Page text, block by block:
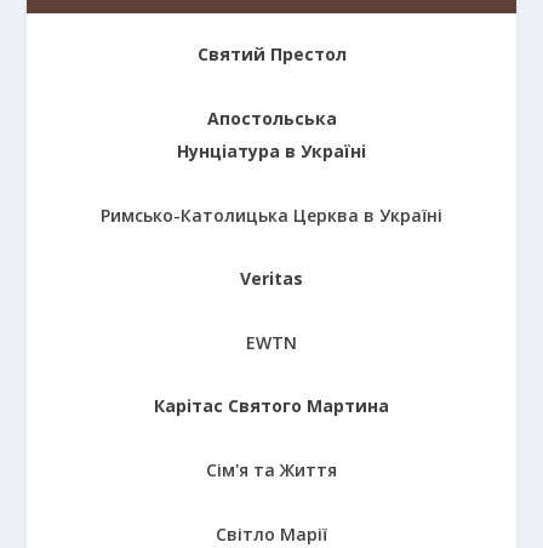
Святий Престол
Апостольська
Нунціатура в Україні
Римсько-Католицька Церква в Україні
Veritas
EWTN
Карітас Святого Мартина
Сім'я та Життя
Світло Марії